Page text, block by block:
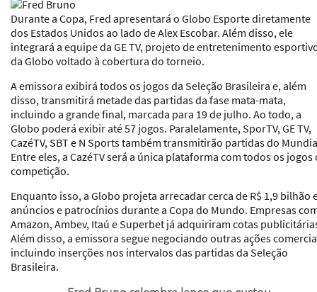
Durante a Copa, Fred apresentará o Globo Esporte diretamente
dos Estados Unidos ao lado de Alex Escobar. Além disso, ele
integrará a equipe da GE TV, projeto de entretenimento
da Globo voltado à cobertura do torneio.
A emissora exibirá todos os jogos da Seleção Brasileira e, além
disso, transmitirá metade das partidas da fase mata-mata,
incluindo a grande final, marcada para 19 de julho. Ao todo, a
Globo poderá exibir até 57 jogos. Paralelamente, SporTV, GE TV,
CazéTV, SBT e N Sports também transmitirão partidas do
Entre eles, a CazéTV será a única plataforma com todos os jogos
competição.
Enquanto isso, a Globo projeta arrecadar cerca de R$ 1,9 bilhão
anúncios e patrocínios durante a Copa do Mundo. Empresas
Amazon, Ambev, Itaú e Superbet já adquiriram cotas
Além disso, a emissora segue negociando outras ações
incluindo inserções nos intervalos das partidas da Seleção
Brasileira.